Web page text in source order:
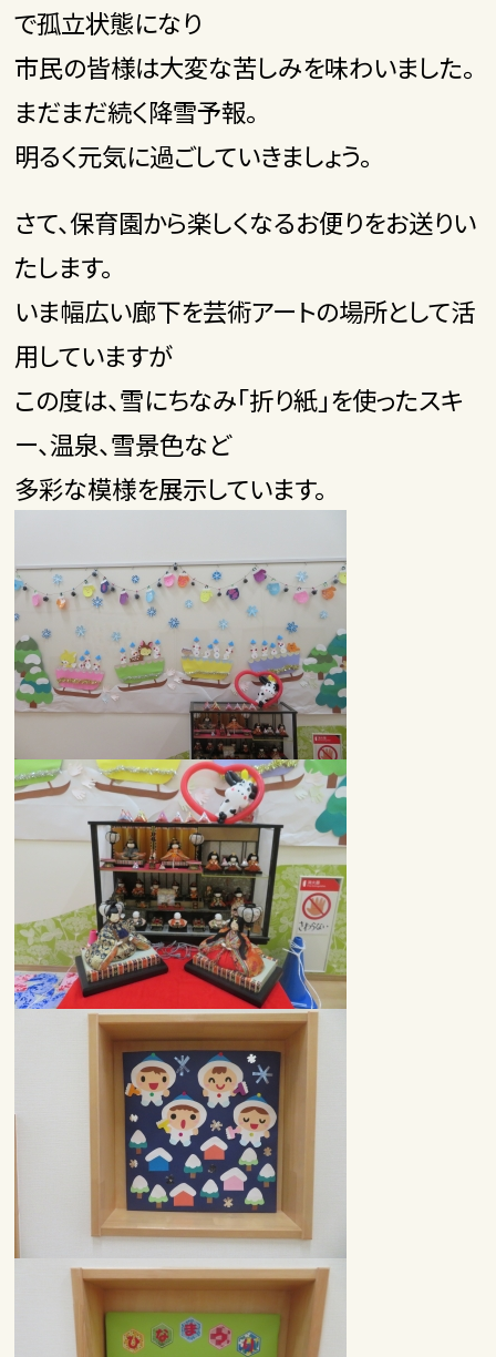
で孤立状態になり
市民の皆様は大変な苦しみを味わいました。
まだまだ続く降雪予報。
明るく元気に過ごしていきましょう。
さて、保育園から楽しくなるお便りをお送りい
たします。
いま幅広い廊下を芸術アートの場所として活
用していますが
この度は、雪にちなみ「折り紙」を使ったスキ
ー、温泉、雪景色など
多彩な模様を展示しています。